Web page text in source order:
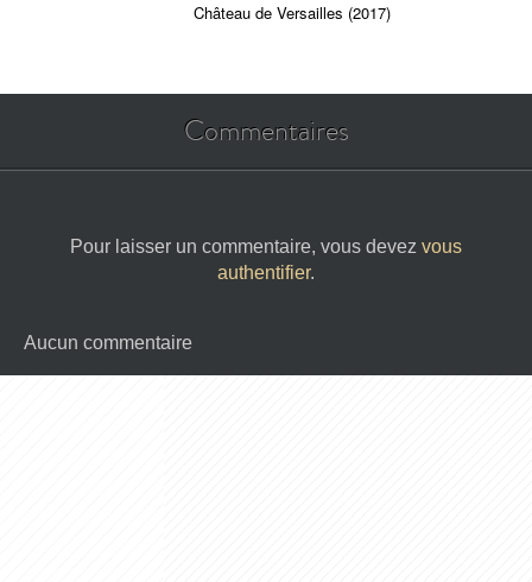
Château de Versailles (2017)
Commentaires
Pour laisser un commentaire, vous devez vous
authentifier.
Aucun commentaire